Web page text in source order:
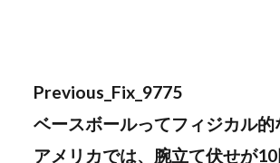
Previous_Fix_9775
ベースボールってフィジカル
アメリカでは、腕立て伏せが